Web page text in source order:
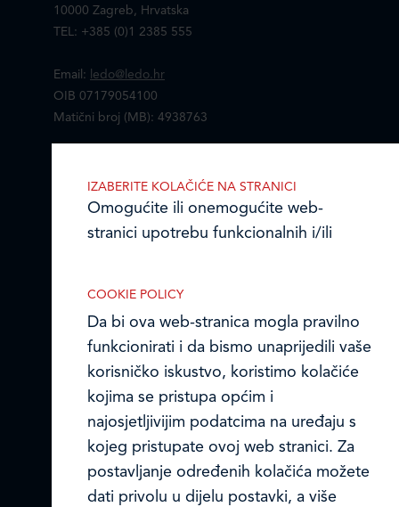
10000 Zagreb, Hrvatska
TEL: +385 (0)1 2385 555
Email:
ledo@ledo.hr
OIB 07179054100
Matični broj (MB): 4938763
Prodajni centri
Online formular
Privacy notice and Cookies
© LEDO plus d.o.o. 2026.
COOKIE POLICY
Da bi ova web-stranica mogla pravilno
funkcionirati i da bismo unaprijedili vaše
korisničko iskustvo, koristimo kolačiće
kojima se pristupa općim i
najosjetljivijim podatcima na uređaju s
kojeg pristupate ovoj web stranici. Za
postavljanje određenih kolačića možete
dati privolu u dijelu postavki, a više
IZABERITE KOLAČIĆE NA STRANICI
Omogućite ili onemogućite web-
stranici upotrebu funkcionalnih i/ili
Nužni kolačići omogućuju osnovne
funkcionalnosti. Bez ovih kolačića, web-
stranica ne može pravilno funkcionirati,
a isključiti ih možete mijenjanjem